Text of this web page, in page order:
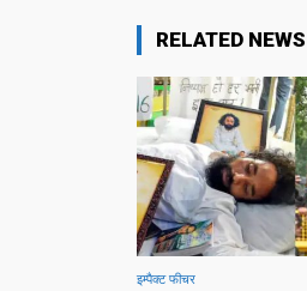
RELATED NEWS
इम्पैक्ट फीचर